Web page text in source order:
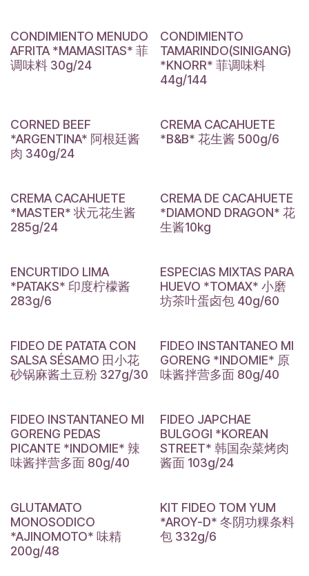
CONDIMIENTO MENUDO
AFRITA *MAMASITAS* 菲
调味料 30g/24
CONDIMIENTO
TAMARINDO(SINIGANG)
*KNORR* 菲调味料
44g/144
CORNED BEEF
*ARGENTINA* 阿根廷酱
肉 340g/24
CREMA CACAHUETE
*B&B* 花生酱 500g/6
CREMA CACAHUETE
*MASTER* 状元花生酱
285g/24
CREMA DE CACAHUETE
*DIAMOND DRAGON* 花
生酱10kg
ENCURTIDO LIMA
*PATAKS* 印度柠檬酱
283g/6
ESPECIAS MIXTAS PARA
HUEVO *TOMAX* 小磨
坊茶叶蛋卤包 40g/60
FIDEO DE PATATA CON
SALSA SÉSAMO 田小花
砂锅麻酱土豆粉 327g/30
FIDEO INSTANTANEO MI
GORENG *INDOMIE* 原
味酱拌营多面 80g/40
FIDEO INSTANTANEO MI
GORENG PEDAS
PICANTE *INDOMIE* 辣
味酱拌营多面 80g/40
FIDEO JAPCHAE
BULGOGI *KOREAN
STREET* 韩国杂菜烤肉
酱面 103g/24
GLUTAMATO
MONOSODICO
*AJINOMOTO* 味精
200g/48
KIT FIDEO TOM YUM
*AROY-D* 冬阴功粿条料
包 332g/6